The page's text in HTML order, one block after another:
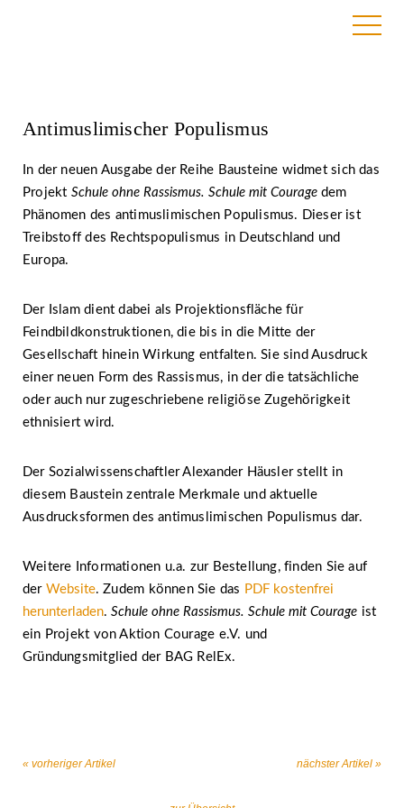
Antimuslimischer Populismus
In der neuen Ausgabe der Reihe Bausteine widmet sich das
Projekt Schule ohne Rassismus. Schule mit Couragedem
Phänomen des antimuslimischen Populismus. Dieser ist
Treibstoff des Rechtspopulismus in Deutschland und
Europa.
Der Islam dient dabei als Projektionsfläche für
Feindbildkonstruktionen, die bis in die Mitte der
Gesellschaft hinein Wirkung entfalten. Sie sind Ausdruck
einer neuen Form des Rassismus, in der die tatsächliche
oder auch nur zugeschriebene religiöse Zugehörigkeit
ethnisiert wird.
Der Sozialwissenschaftler Alexander Häusler stellt in
diesem Baustein zentrale Merkmale und aktuelle
Ausdrucksformen des antimuslimischen Populismus dar.
Weitere Informationen u.a. zur Bestellung, finden Sie auf
der Website. Zudem können Sie das PDF kostenfrei
herunterladen.Schule ohne Rassismus. Schule mit Courage ist
ein Projekt von Aktion Courage e.V. und
Gründungsmitglied der BAG RelEx.
« vorheriger Artikel nächster Artikel »